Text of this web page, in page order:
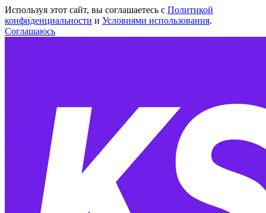
Используя этот сайт, вы соглашаетесь с Политикой
конфиденциальности и Условиями использования.
Соглашаюсь